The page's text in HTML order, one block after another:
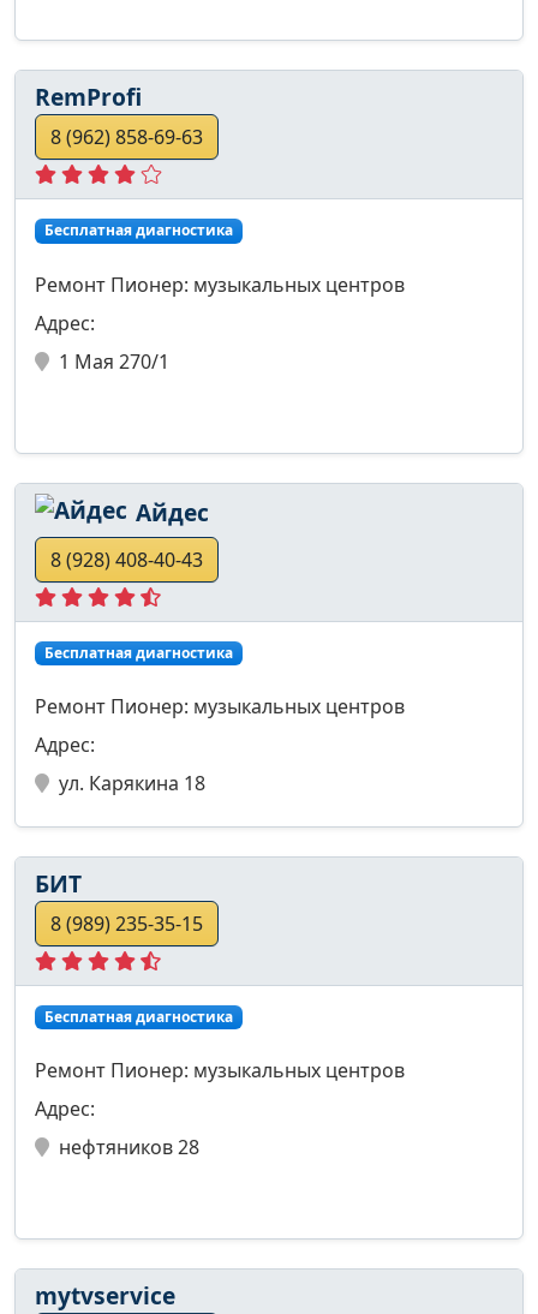
RemProfi
8 (962) 858-69-63
Бесплатная диагностика
Ремонт Пионер: музыкальных центров
Адрес:
1 Мая 270/1
Айдес
8 (928) 408-40-43
Бесплатная диагностика
Ремонт Пионер: музыкальных центров
Адрес:
ул. Карякина 18
БИТ
8 (989) 235-35-15
Бесплатная диагностика
Ремонт Пионер: музыкальных центров
Адрес:
нефтяников 28
mytvservice